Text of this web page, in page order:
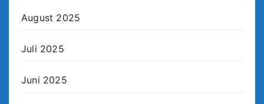
August 2025
Juli 2025
Juni 2025